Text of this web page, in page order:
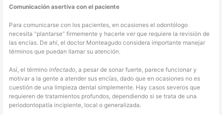
Comunicación asertiva con el paciente
Para comunicarse con los pacientes, en ocasiones el odontólogo
necesita “plantarse” firmemente y hacerle ver que requiere la revisión de
las encías. De ahí, el doctor Monteagudo considera importante manejar
términos que puedan llamar su atención.
Así, el términoinfectado, a pesar de sonar fuerte, parece funcionar y
motivar a la gente a atender sus encías, dado que en ocasiones no es
cuestión de una limpieza dental simplemente. Hay casos severos que
requieren de tratamientos profundos, dependiendo si se trata de una
periodontopatía incipiente, local o generalizada.